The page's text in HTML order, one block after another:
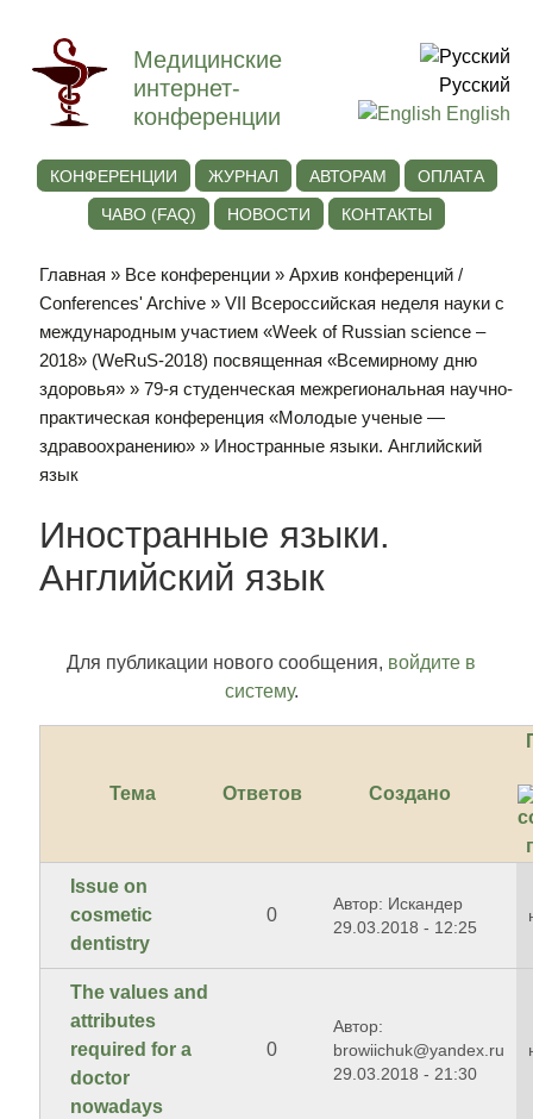
Медицинские
интернет-
конференции
Русский
English
КОНФЕРЕНЦИИ ЖУРНАЛ АВТОРАМ
ОПЛАТА
ЧАВО (FAQ)
НОВОСТИ КОНТАКТЫ
Главная » Все конференции »Архив конференций /
Conferences' Archive »VII Всероссийская неделя науки с
международным участием «Week of Russian science –
2018» (WeRuS-2018) посвященная «Всемирному дню
здоровья» »79-я студенческая межрегиональная научно-
практическая конференция «Молодые ученые —
здравоохранению» » Иностранные языки. Английский
язык
Иностранные языки.
Английский язык
Для публикации нового сообщения, войдите в
систему.
Тема Ответов Создано
Issue on
cosmetic
dentistry
0
Автор: Искандер
29.03.2018 - 12:25
The values and
attributes
required for a
doctor
nowadays
0
Автор:
browiichuk@yandex.ru
29.03.2018 - 21:30